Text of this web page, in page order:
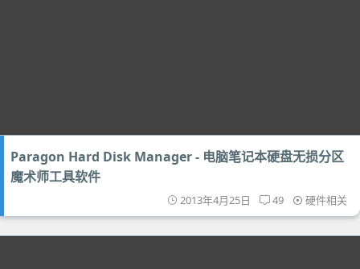
Paragon Hard Disk Manager - 电脑笔记本硬盘无损分区
魔术师工具软件
2013年4月25日 49 硬件相关